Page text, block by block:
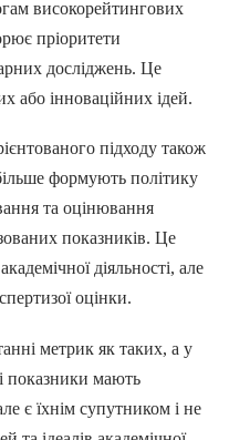
високорейтингових
пріоритети
досліджень. Це
або інноваційних ідей.
підходу також
формують політику
та оцінювання
показників. Це
діяльності, але
оцінки.
метрик як таких, а у
показники мають
є їхнім супутником і не